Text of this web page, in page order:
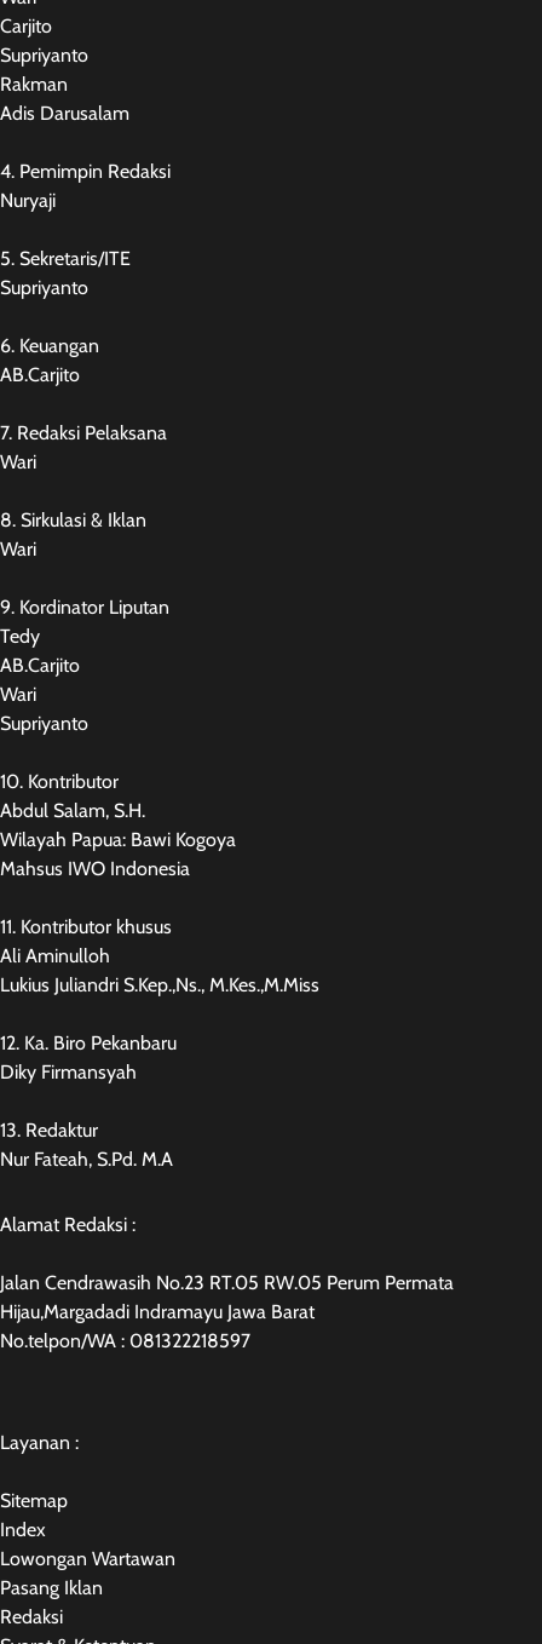
Carjito
Supriyanto
Rakman
Adis Darusalam
4. Pemimpin Redaksi
Nuryaji
5. Sekretaris/ITE
Supriyanto
6. Keuangan
AB.Carjito
7. Redaksi Pelaksana
Wari
8. Sirkulasi & Iklan
Wari
9. Kordinator Liputan
Tedy
AB.Carjito
Wari
Supriyanto
10. Kontributor
Abdul Salam, S.H.
Wilayah Papua: Bawi Kogoya
Mahsus IWO Indonesia
11. Kontributor khusus
Ali Aminulloh
Lukius Juliandri S.Kep.,Ns., M.Kes.,M.Miss
12. Ka. Biro Pekanbaru
Diky Firmansyah
13. Redaktur
Nur Fateah, S.Pd. M.A
Alamat Redaksi :
Jalan Cendrawasih No.23 RT.05 RW.05 Perum Permata
Hijau,Margadadi Indramayu Jawa Barat
No.telpon/WA : 081322218597
Layanan :
Sitemap
Index
Lowongan Wartawan
Pasang Iklan
Redaksi